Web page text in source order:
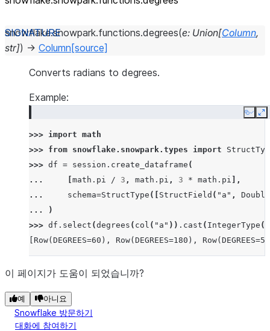
snowflake.snowpark.functions.degrees(e: Union[Column,
str]) → Column [source]
Converts radians to degrees.
Example:
Copy
>>> import math
>>> from snowflake.snowpark.types import
>>> df = session . create_dataframe (
...
math . pi / 3 , math . pi , 3 * math . pi ],
...
schema=StructType ([ StructField ( "a" ,
...
)
>>> df . select (degrees ( col ( "a" )) . cast ( IntegerType
[Row(DEGREES=60), Row(DEGREES=180),
이 페이지가 도움이 되었습니까?
예 아니요
Snowflake 방문하기
대화에 참여하기